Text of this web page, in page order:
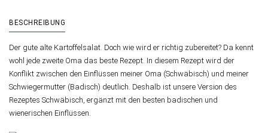
BESCHREIBUNG
Der gute alte Kartoffelsalat. Doch wie wird er richtig zubereitet? Da kennt
wohl jede zweite Oma das beste Rezept. In diesem Rezept wird der
Konflikt zwischen den Einflüssen meiner Oma (Schwäbisch) und meiner
Schwiegermutter (Badisch) deutlich. Deshalb ist unsere Version des
Rezeptes Schwäbisch, ergänzt mit den besten badischen und
wienerischen Einflüssen.